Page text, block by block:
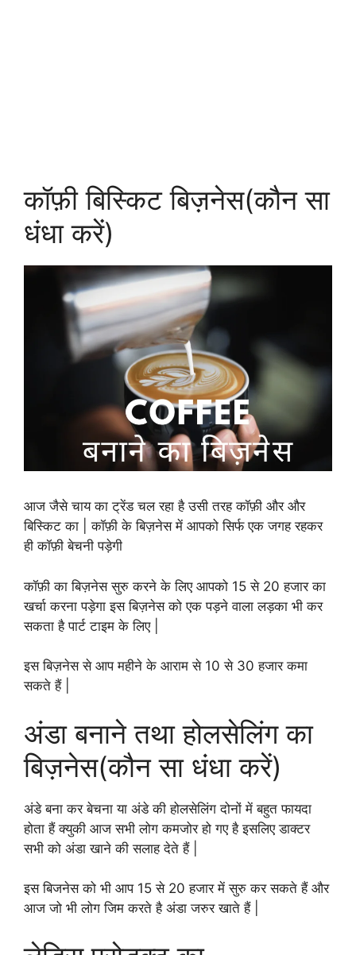
कॉफ़ी बिस्किट बिज़नेस(कौन सा
धंधा करें)
आज जैसे चाय का ट्रेंड चल रहा है उसी तरह कॉफ़ी और और
बिस्किट का | कॉफ़ी के बिज़नेस में आपको सिर्फ एक जगह रहकर
ही कॉफ़ी बेचनी पड़ेगी
कॉफ़ी का बिज़नेस सुरु करने के लिए आपको 15 से 20 हजार का
खर्चा करना पड़ेगा इस बिज़नेस को एक पड़ने वाला लड़का भी कर
सकता है पार्ट टाइम के लिए |
इस बिज़नेस से आप महीने के आराम से 10 से 30 हजार कमा
सकते हैं |
अंडा बनाने तथा होलसेलिंग का
बिज़नेस(कौन सा धंधा करें)
अंडे बना कर बेचना या अंडे की होलसेलिंग दोनों में बहुत फायदा
होता हैं क्युकी आज सभी लोग कमजोर हो गए है इसलिए डाक्टर
सभी को अंडा खाने की सलाह देते हैं |
इस बिजनेस को भी आप 15 से 20 हजार में सुरु कर सकते हैं और
आज जो भी लोग जिम करते है अंडा जरुर खाते हैं |